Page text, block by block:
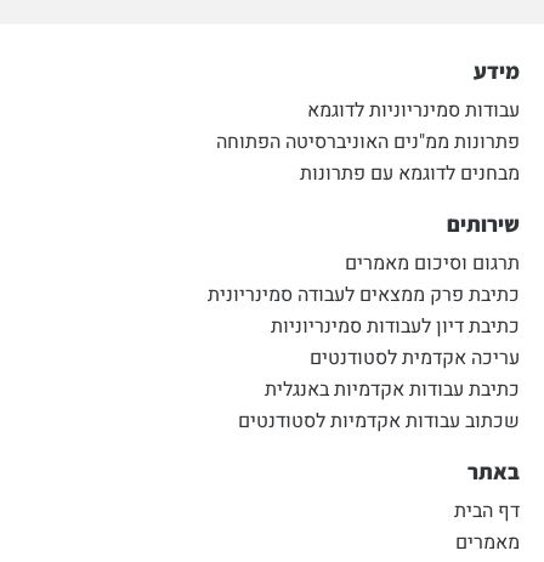
מידע
עבודות סמינריוניות לדוגמא
פתרונות ממ"נים האוניברסיטה הפתוחה
מבחנים לדוגמא עם פתרונות
שירותים
תרגום וסיכום מאמרים
כתיבת פרק ממצאים לעבודה סמינריונית
כתיבת דיון לעבודות סמינריוניות
עריכה אקדמית לסטודנטים
כתיבת עבודות אקדמיות באנגלית
שכתוב עבודות אקדמיות לסטודנטים
באתר
דף הבית
מאמרים